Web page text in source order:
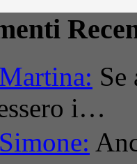
Martina:
i…
Simone: